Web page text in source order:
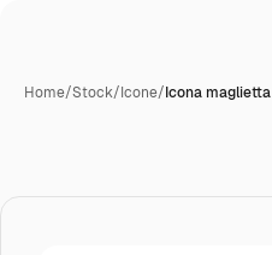
Home/Stock/Icone/Icona maglietta